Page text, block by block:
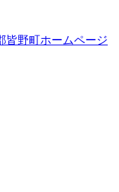
皆野町ホームページ